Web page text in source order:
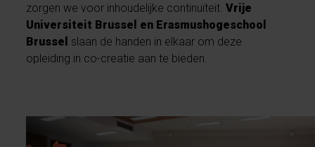
zorgen we voor inhoudelijke continuïteit.Vrije
Universiteit Brussel en Erasmushogeschool
Brussel slaan de handen in elkaar om deze
opleiding in co-creatie aan te bieden.